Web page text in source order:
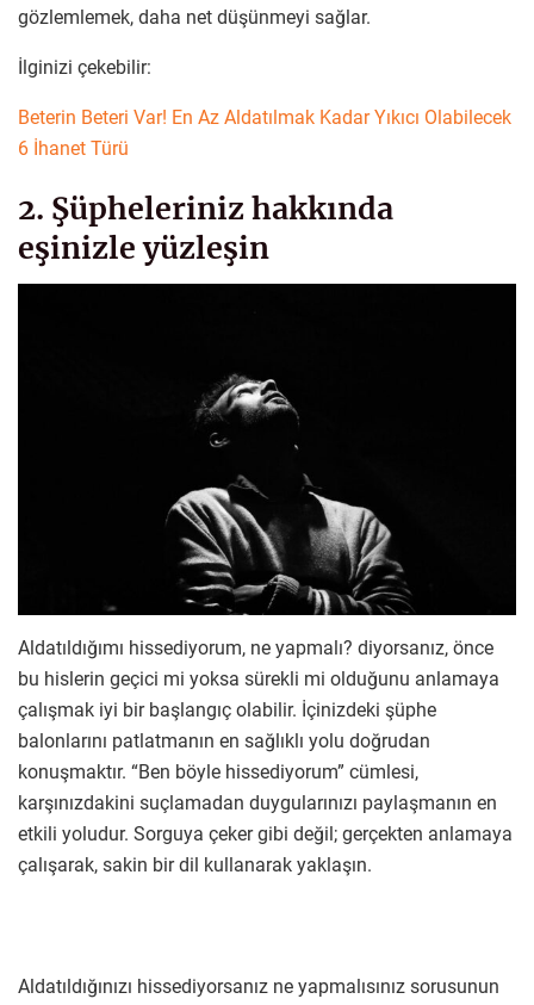
gözlemlemek, daha net düşünmeyi sağlar.
İlginizi çekebilir:
Beterin Beteri Var! En Az Aldatılmak Kadar Yıkıcı Olabilecek
6 İhanet Türü
2. Şüpheleriniz hakkında
eşinizle yüzleşin
Aldatıldığımı hissediyorum, ne yapmalı? diyorsanız, önce
bu hislerin geçici mi yoksa sürekli mi olduğunu anlamaya
çalışmak iyi bir başlangıç olabilir. İçinizdeki şüphe
balonlarını patlatmanın en sağlıklı yolu doğrudan
konuşmaktır. “Ben böyle hissediyorum” cümlesi,
karşınızdakini suçlamadan duygularınızı paylaşmanın en
etkili yoludur. Sorguya çeker gibi değil; gerçekten anlamaya
çalışarak, sakin bir dil kullanarak yaklaşın.
Aldatıldığınızı hissediyorsanız ne yapmalısınız sorusunun